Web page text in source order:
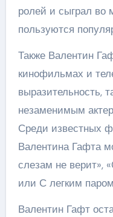
ролей и сыграл во
пользуются
Также Валентин
кинофильмах и
выразительность,
незаменимым
Среди известных
Валентина Гафта
слезам не верит»,
или С легким
Валентин Гафт